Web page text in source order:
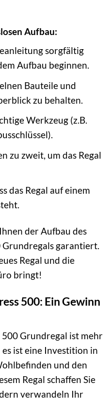
Aufbau:
sorgfältig
Aufbau beginnen.
Bauteile und
zu behalten.
Werkzeug (z.B.
zu zweit, um das Regal
das Regal auf einem
der Aufbau des
garantiert.
Regal und die
bringt!
500: Ein Gewinn
Grundregal ist mehr
ist eine Investition in
und den
Regal schaffen Sie
verwandeln Ihr